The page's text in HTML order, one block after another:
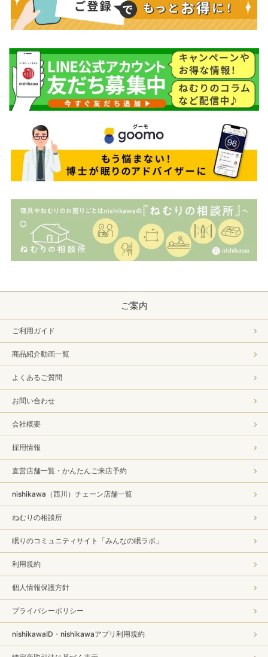
ご案内
ご利用ガイド
商品紹介動画一覧
よくあるご質問
お問い合わせ
会社概要
採用情報
直営店舗一覧・かんたんご来店予約
nishikawa（西川）チェーン店舗一覧
ねむりの相談所
眠りのコミュニティサイト「みんなの眠ラボ」
利用規約
個人情報保護方針
プライバシーポリシー
nishikawaID・nishikawaアプリ利用規約